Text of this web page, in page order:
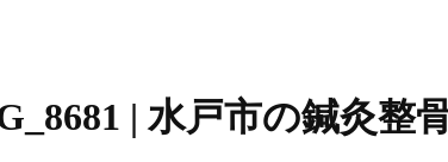
| 水戸市の鍼灸整